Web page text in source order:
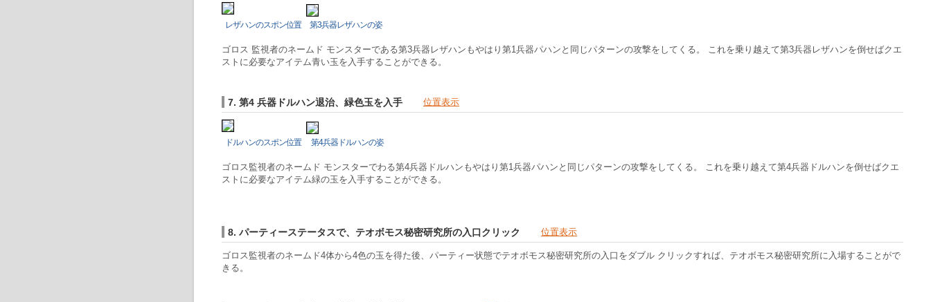
レザハンのスポン位置 第3兵器レザハンの姿
ゴロス 監視者のネームド モンスターである第3兵器レザハンもやはり第1兵器パハンと同じパターンの攻撃をしてくる。 これを乗り越えて第3兵器レザハンを倒せばクエ
ストに必要なアイテム青い玉を入手することができる。
7. 第4 兵器ドルハン退治、緑色玉を入手 位置表示
ドルハンのスポン位置 第4兵器ドルハンの姿
ゴロス監視者のネームド モンスターでわる第4兵器ドルハンもやはり第1兵器パハンと同じパターンの攻撃をしてくる。 これを乗り越えて第4兵器ドルハンを倒せばクエ
ストに必要なアイテム緑の玉を入手することができる。
8. パーティーステータスで、テオボモス秘密研究所の入口クリック 位置表示
ゴロス監視者のネームド4体から4色の玉を得た後、パーティー状態でテオボモス秘密研究所の入口をダブル クリックすれば、テオボモス秘密研究所に入場することがで
きる。